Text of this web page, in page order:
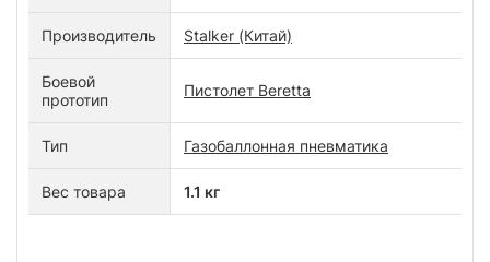
Производитель Stalker (Китай)
Боевой
прототип
Пистолет Beretta
Тип Газобаллонная пневматика
Вес товара 1.1 кг